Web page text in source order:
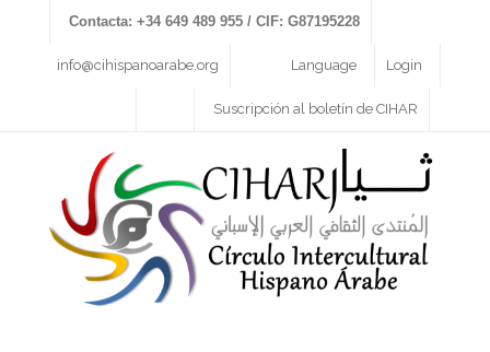
Contacta: +34 649 489 955 / CIF: G87195228
info@cihispanoarabe.org Login
Language
Suscripción al boletín de CIHAR